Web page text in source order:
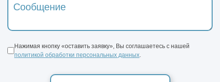
Нажимая кнопку «оставить заявку», Вы соглашаетесь с нашей
политикой обработки персональных данных.